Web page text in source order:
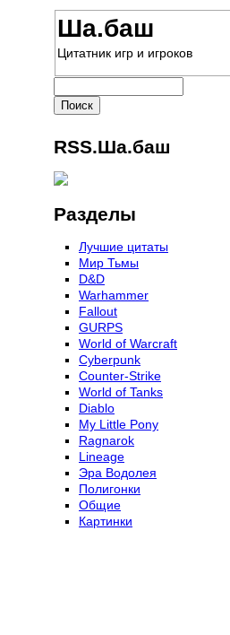
Ша.баш
Цитатник игр и игроков
RSS.Ша.баш
Разделы
Лучшие цитаты
Мир Тьмы
D&D
Warhammer
Fallout
GURPS
World of Warcraft
Сyberpunk
Counter-Strike
World of Tanks
Diablo
My Little Pony
Ragnarok
Lineage
Эра Водолея
Полигонки
Общие
Картинки